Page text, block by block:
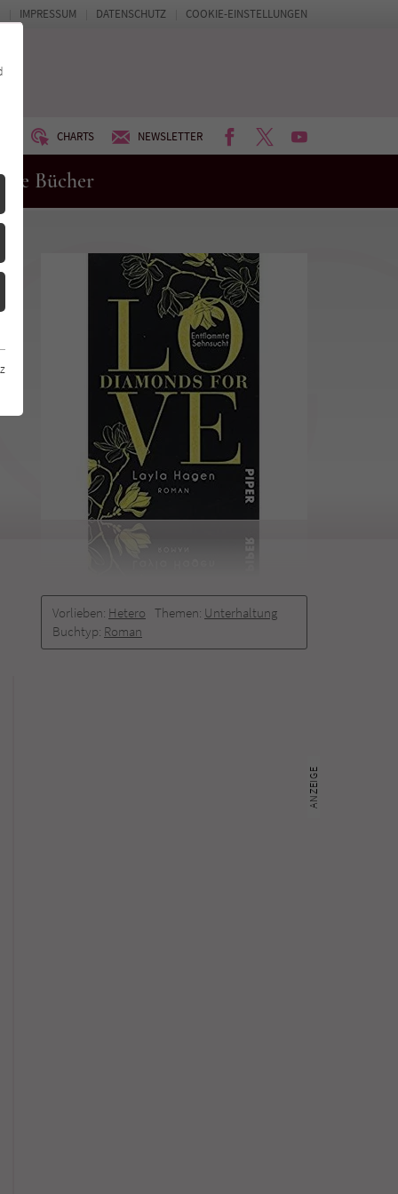
CHARTS NEWSLETTER FACEBOOKTWITTERYOUTUBE
Bücher
IMPRESSUM DATENSCHUTZ COOKIE-EINSTELLUNGEN
Vorlieben: Hetero Themen: Unterhaltung
Buchtyp: Roman